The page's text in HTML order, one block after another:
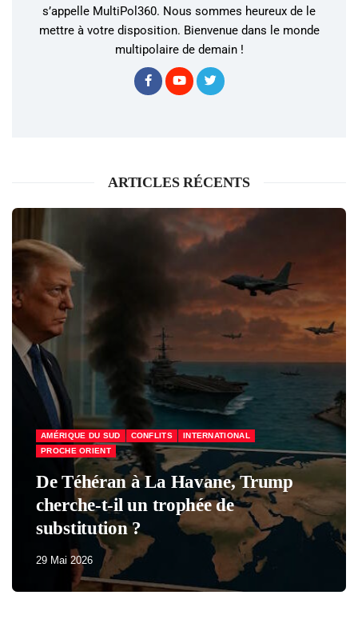
s’appelle MultiPol360. Nous sommes heureux de le
mettre à votre disposition. Bienvenue dans le monde
multipolaire de demain !
ARTICLES RÉCENTS
INTERNATIONAL
La Havane, Trump
trophée de
ÉCONOMIE & SOCIAL
Macron a
29 Mai 2026